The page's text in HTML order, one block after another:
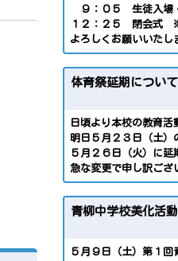
９：０５ 生徒入
１２：２５ 閉会式 ※
よろしくお願いいたし
体育祭延期について
日頃より本校の教育活
明日５月２３日（土）
５月２６日（火）に延
急な変更で申し訳ござ
青柳中学校美化活
５月９日（土）第１